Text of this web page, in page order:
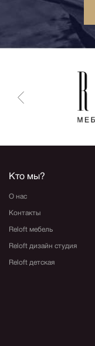
Кто мы?
О нас
Контакты
Reloft мебель
Reloft дизайн студия
Reloft детская